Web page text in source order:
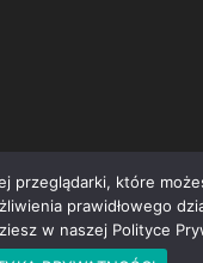
które
prawidłowego
w naszej Polityce